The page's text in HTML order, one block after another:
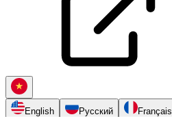
English Русский Français